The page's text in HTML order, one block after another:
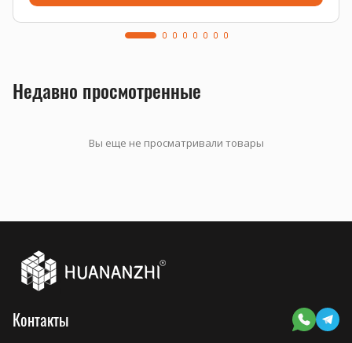
Недавно просмотренные
Вы еще не просматривали товары
Контакты